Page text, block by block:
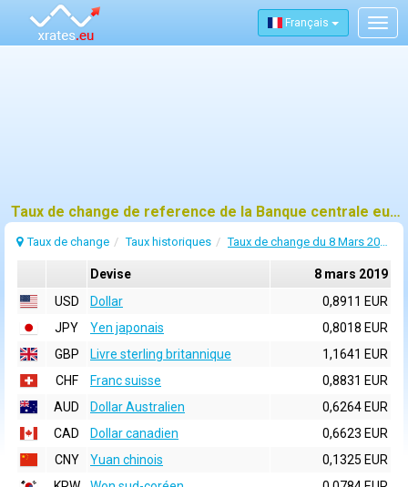
Français
Taux de change de reference de la Banque centrale europeenne (BCE) pour 8 mars 2019
Taux de change Taux historiques Taux de change du 8 Mars 2019
Devise
8 mars 2019
USD
Dollar
0,8911 EUR
JPY
Yen japonais
0,8018 EUR
GBP
Livre sterling britannique
1,1641 EUR
CHF
Franc suisse
0,8831 EUR
AUD
Dollar Australien
0,6264 EUR
CAD
Dollar canadien
0,6623 EUR
CNY
Yuan chinois
0,1325 EUR